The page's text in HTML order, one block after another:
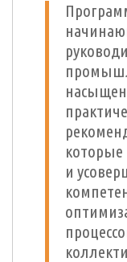
которые
и